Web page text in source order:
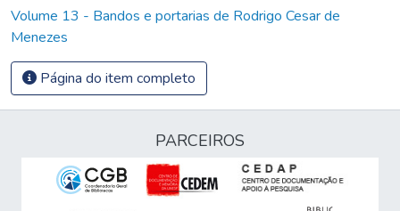
Volume 13 - Bandos e portarias de Rodrigo Cesar de
Menezes
Página do item completo
PARCEIROS